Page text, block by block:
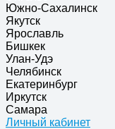
Южно-Сахалинск
Якутск
Ярославль
Бишкек
Улан-Удэ
Челябинск
Екатеринбург
Иркутск
Самара
Личный кабинет